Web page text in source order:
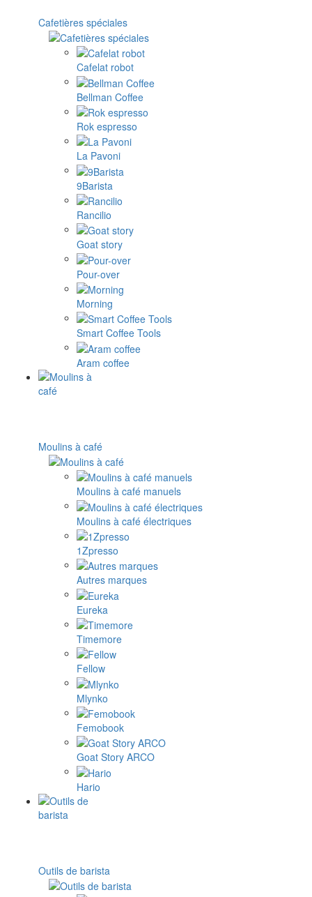
Cafetières spéciales
Cafelat robot
Bellman Coffee
Rok espresso
La Pavoni
9Barista
Rancilio
Goat story
Pour-over
Morning
Smart Coffee Tools
Aram coffee
Moulins à café
Moulins à café manuels
Moulins à café électriques
1Zpresso
Autres marques
Eureka
Timemore
Fellow
Mlynko
Femobook
Goat Story ARCO
Hario
Outils de barista